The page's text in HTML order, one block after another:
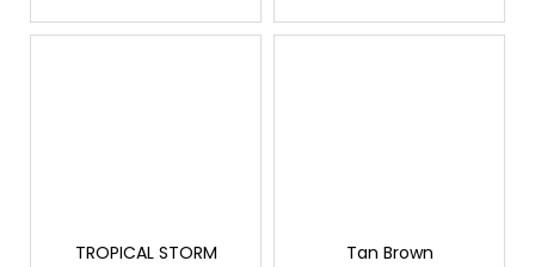
TROPICAL STORM
Tan Brown